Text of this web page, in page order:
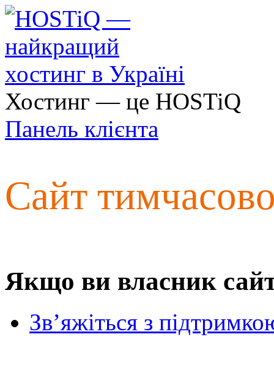
Хостинг — це HOSTiQ
Панель клієнта
Сайт
Якщо ви власник
Зв’яжіться з